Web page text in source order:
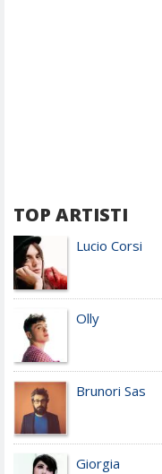
TOP ARTISTI
Lucio Corsi
Olly
Brunori Sas
Giorgia